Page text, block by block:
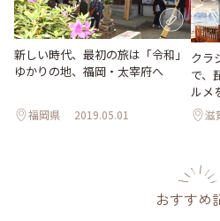
新しい時代、最初の旅は「令和」
ゆかりの地、福岡・太宰府へ
福岡県 2019.05.01
クラ
で、
ルメ
滋
おすすめ